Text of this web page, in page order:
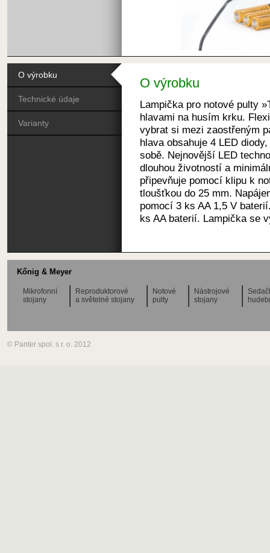
O výrobku
Technické údaje
Varianty
O výrobku
Lampička pro notové pulty
hlavami na husím krku.
vybrat si mezi zaostřeným
hlava obsahuje 4 LED
sobě. Nejnovější LED
dlouhou životností a
připevňuje pomocí klipu k
tloušťkou do 25 mm.
pomocí 3 ks AA 1,5 V
ks AA baterií. Lampička se
Kőnig & Meyer
Mikrofonní
stojany
Reproduktorové
a světelné stojany
Notové
pulty
Nástrojové
stojany
© Panter spol. s r. o. 2012